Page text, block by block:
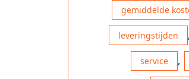
gemiddelde
leveringstijden ,
service ,